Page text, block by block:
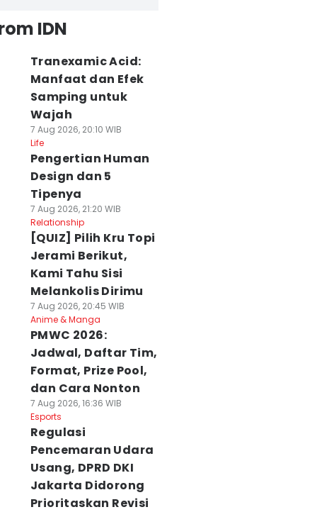
IDN
Tranexamic Acid:
Manfaat dan Efek
Samping untuk
Wajah
7 Aug 2026, 20:10 WIB
Life
Pengertian Human
Design dan 5
Tipenya
7 Aug 2026, 21:20 WIB
Relationship
[QUIZ] Pilih Kru Topi
Jerami Berikut,
Kami Tahu Sisi
Melankolis Dirimu
7 Aug 2026, 20:45 WIB
Anime & Manga
PMWC 2026:
Jadwal, Daftar Tim,
Format, Prize Pool,
dan Cara Nonton
7 Aug 2026, 16:36 WIB
Esports
Regulasi
Pencemaran Udara
Usang, DPRD DKI
Jakarta Didorong
Prioritaskan Revisi